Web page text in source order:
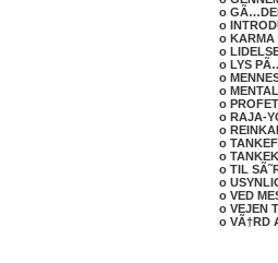
o
o
o
o
o LYS
o
o
o
o RAJA-
o
o
o
o TIL
o
o VED
o VEJEN
o VÃ†RD